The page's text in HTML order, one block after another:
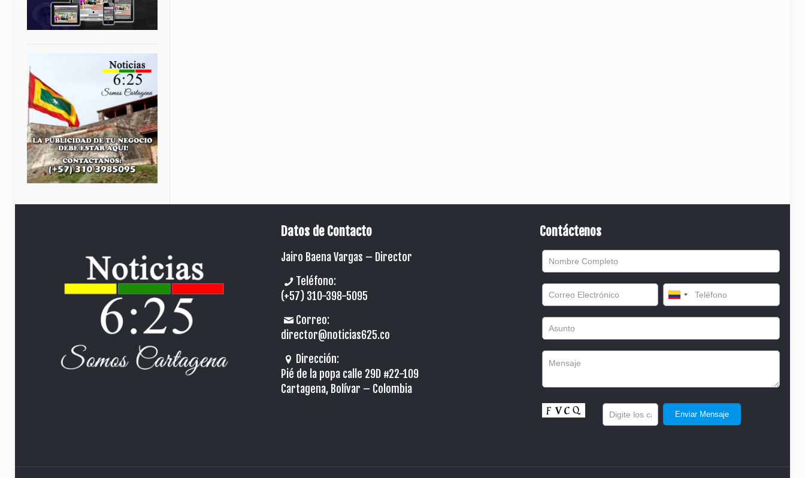
Datos de Contacto
Jairo Baena Vargas – Director
Teléfono:
(+57) 310-398-5095
Correo:
director@noticias625.co
Dirección:
Pié de la popa calle 29D #22-109
Cartagena, Bolívar – Colombia
Contáctenos